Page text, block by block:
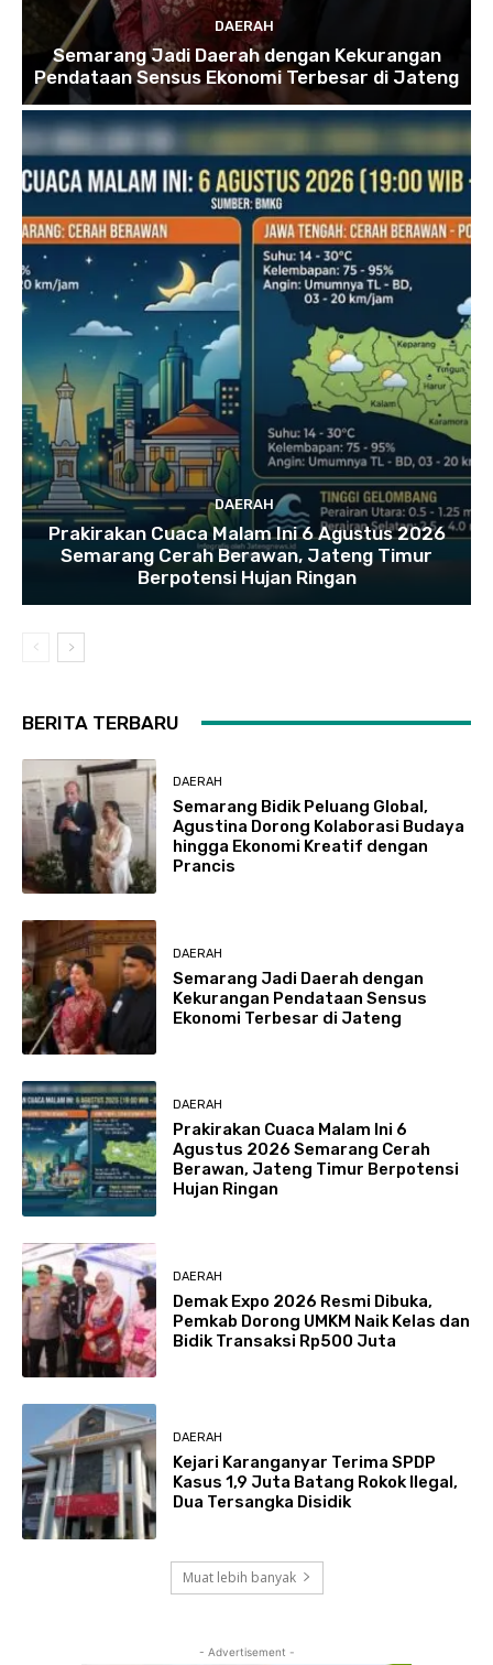
DAERAH
Semarang Jadi Daerah dengan Kekurangan
Pendataan Sensus Ekonomi Terbesar di Jateng
DAERAH
Prakirakan Cuaca Malam Ini 6 Agustus 2026
Semarang Cerah Berawan, Jateng Timur
Berpotensi Hujan Ringan
BERITA TERBARU
DAERAH
Semarang Bidik Peluang Global,
Agustina Dorong Kolaborasi Budaya
hingga Ekonomi Kreatif dengan
Prancis
DAERAH
Semarang Jadi Daerah dengan
Kekurangan Pendataan Sensus
Ekonomi Terbesar di Jateng
DAERAH
Prakirakan Cuaca Malam Ini 6
Agustus 2026 Semarang Cerah
Berawan, Jateng Timur Berpotensi
Hujan Ringan
DAERAH
Demak Expo 2026 Resmi Dibuka,
Pemkab Dorong UMKM Naik Kelas dan
Bidik Transaksi Rp500 Juta
DAERAH
Kejari Karanganyar Terima SPDP
Kasus 1,9 Juta Batang Rokok Ilegal,
Dua Tersangka Disidik
Muat lebih banyak
- Advertisement -